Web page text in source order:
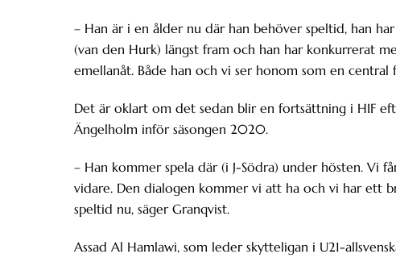
– Han är i en ålder nu där han behöver speltid, han
(van den Hurk) längst fram och han har konkurrerat
emellanåt. Både han och vi ser honom som en central
Det är oklart om det sedan blir en fortsättning i HIF
Ängelholm inför säsongen 2020.
– Han kommer spela där (i J-Södra) under hösten. Vi
vidare. Den dialogen kommer vi att ha och vi har ett
speltid nu, säger Granqvist.
Assad Al Hamlawi, som leder skytteligan i U21-